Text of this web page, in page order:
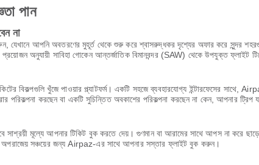
পান
না
আপনি অবতরণের মুহূর্ত থেকে শুরু করে শ্বাসরুদ্ধকর দৃশ্যের অফার করে সুন্দর শহরগুলি
অনুযায়ী সাবিহা গোকেন আন্তর্জাতিক বিমানবন্দর (SAW) থেকে উপযুক্ত ফ্লাইট
বিকল্পগুলি খুঁজে পাওয়ার প্ল্যাটফর্ম। একটি সহজে ব্যবহারযোগ্য ইন্টারফেসের সাথে,
পরিকল্পনা করছেন বা একটি সুচিন্তিত অবকাশের পরিকল্পনা করছেন না কেন, আপনার
সাশ্রয়ী মূল্যে আপনার টিকিট বুক করতে দেয়। গুণমান বা আরামের সাথে আপস না করে
অপরাজেয় সঞ্চয়ের জন্য Airpaz-এর সাথে আপনার সস্তার ফ্লাইট বুক করুন।